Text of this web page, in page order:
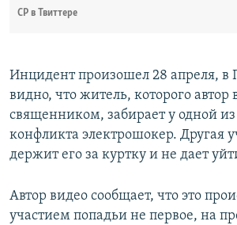
СР в Твиттере
Инцидент произошел 28 апреля, в
видно, что житель, которого автор
священником, забирает у одной
конфликта электрошокер. Другая
держит его за куртку и не дает
Автор видео сообщает, что это
участием попадьи не первое, на